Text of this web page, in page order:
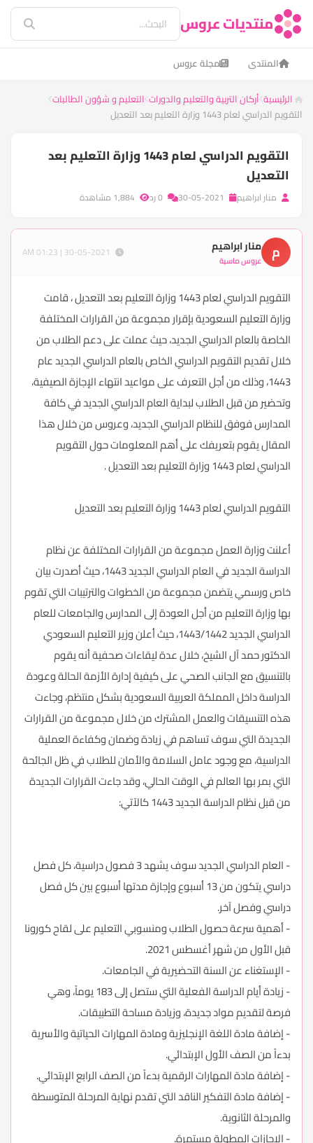
منتديات عروس
المنتدى مجلة عروس
الرئيسية أركان التربية والتعليم والدورات التعليم و شؤون الطالبات
التقويم الدراسي لعام 1443 وزارة التعليم بعد التعديل
التقويم الدراسي لعام 1443 وزارة التعليم بعد
التعديل
منار ابراهيم
م منار ابراهيم
عروس ماسية
التقويم الدراسي لعام 1443 وزارة التعليم بعد التعديل ، قامت
وزارة التعليم السعودية بإقرار مجموعة من القرارات المختلفة
الخاصة بالعام الدراسي الجديد، حيث عملت على دعم الطلاب من
خلال تقديم التقويم الدراسي الخاص بالعام الدراسي الجديد عام
1443، وذلك من أجل التعرف على مواعيد انتهاء الإجازة الصيفية،
وتحضير من قبل الطلاب لبداية العام الدراسي الجديد في كافة
المدارس فوفق للنظام الدراسي الجديد، وعروس من خلال هذا
المقال يقوم بتعريفك على أهم المعلومات حول التقويم
الدراسي لعام 1443 وزارة التعليم بعد التعديل .
التقويم الدراسي لعام 1443 وزارة التعليم بعد التعديل
أعلنت وزارة العمل مجموعة من القرارات المختلفة عن نظام
الدراسة الجديد في العام الدراسي الجديد 1443، حيث أصدرت بيان
خاص ورسمي يتضمن مجموعة من الخطوات والترتيبات التي تقوم
بها وزارة التعليم من أجل العودة إلى المدارس والجامعات للعام
الدراسي الجديد 1443/1442، حيث أعلن وزير التعليم السعودي
الدكتور حمد آل الشيخ، خلال عدة ليقاءات صحفية أنه يقوم
بالتنسيق مع الجانب الصحي على كيفية إدارة الأزمة الحالة وعودة
الدراسة داخل المملكة العربية السعودية بشكل منتظم، وجاءت
هذه التنسيقات والعمل المشترك من خلال مجموعة من القرارات
الجديدة التي سوف تساهم في زيادة وضمان وكفاءة العملية
الدراسية، مع وجود عامل السلامة والأمان للطلاب في ظل الجائحة
التي بمر بها العالم في الوقت الحالي، وقد جاءت القرارات الجديدة
من قبل نظام الدراسة الجديد 1443 كالآتي:
- العام الدراسي الجديد سوف يشهد 3 فصول دراسية، كل فصل
دراسي يتكون من 13 أسبوع وإجازة مدتها أسبوع بين كل فصل
دراسي وفصل آخر.
- أهمية سرعة حصول الطلاب ومنسوبي التعليم على لقاح كورونا
قبل الأول من شهر أغسطس 2021.
- الإستغناء عن السنة التحضيرية في الجامعات.
- زيادة أيام الدراسة الفعلية التي ستصل إلى 183 يوماً، وهي
فرصة لتقديم مواد جديدة، وزيادة مساحة التطبيقات.
- إضافة مادة اللغة الإنجليزية ومادة المهارات الحياتية والأسرية
بدءاً من الصف الأول الإبتدائي.
- إضافة مادة المهارات الرقمية بدءاً من الصف الرابع الإبتدائي.
- إضافة مادة التفكير الناقد التي تقدم نهاية المرحلة المتوسطة
والمرحلة الثانوية.
- الإجازات المطولة مستمرة.